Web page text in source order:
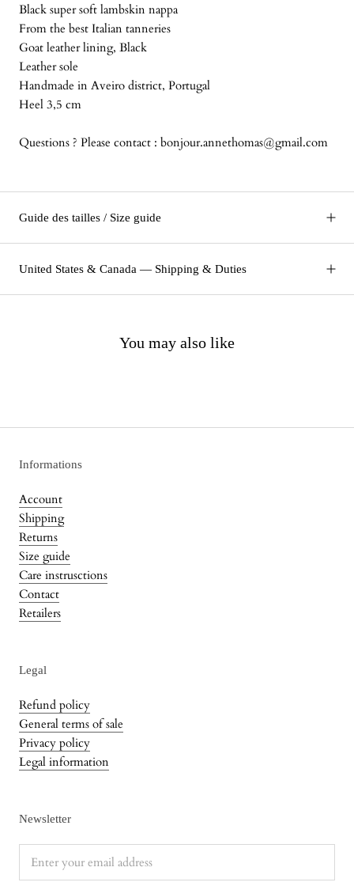
Black super soft lambskin nappa
From the best Italian tanneries
Goat leather lining, Black
Leather sole
Handmade in Aveiro district, Portugal
Heel 3,5 cm
Questions ? Please contact : bonjour.annethomas@gmail.com
Guide des tailles / Size guide
United States & Canada — Shipping & Duties
You may also like
Informations
Account
Shipping
Returns
Size guide
Care instrusctions
Contact
Retailers
Legal
Refund policy
General terms of sale
Privacy policy
Legal information
Newsletter